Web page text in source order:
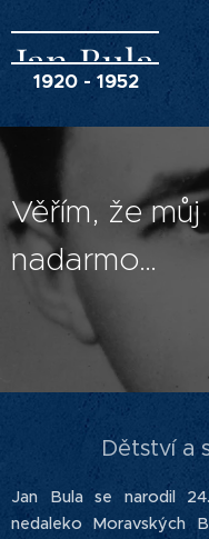
Jan Bula
1920
Věřím, že
Dětství a
Jan Bula se narodil
nedaleko Moravských